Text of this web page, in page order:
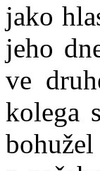
jako
jeho
ve
kolega